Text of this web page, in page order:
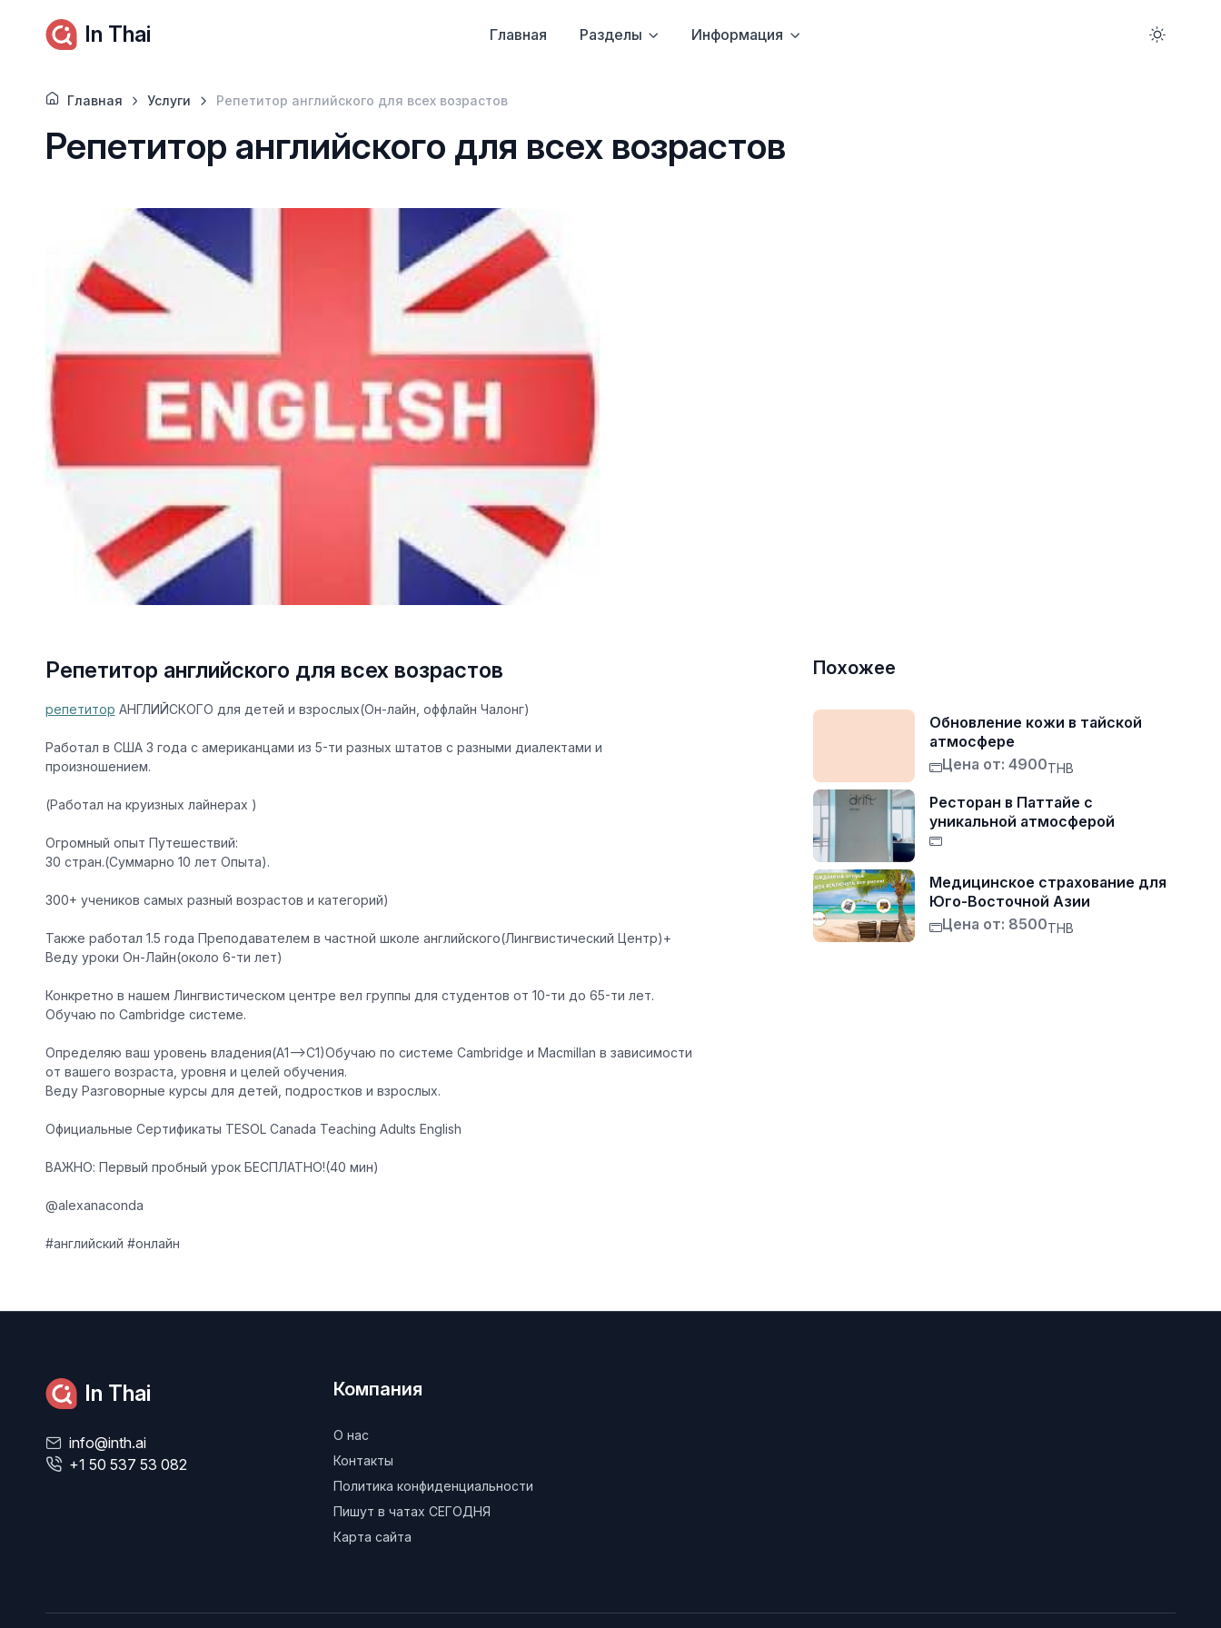
In Thai Главная Разделы Информация
Главная Услуги Репетитор английского для всех возрастов
Репетитор английского для всех возрастов
Репетитор английского для всех возрастов
репетитор АНГЛИЙСКОГО для детей и взрослых(Он-лайн, оффлайн Чалонг)
Работал в США 3 года с американцами из 5-ти разных штатов с разными диалектами и
произношением.
(Работал на круизных лайнерах )
Огромный опыт Путешествий:
30 стран.(Суммарно 10 лет Опыта).
300+ учеников самых разный возрастов и категорий)
Также работал 1.5 года Преподавателем в частной школе английского(Лингвистический Центр)+
Веду уроки Он-Лайн(около 6-ти лет)
Конкретно в нашем Лингвистическом центре вел группы для студентов от 10-ти до 65-ти лет.
Обучаю по Cambridge системе.
Определяю ваш уровень владения(А1—>С1)Обучаю по системе Cambridge и Macmillan в зависимости
от вашего возраста, уровня и целей обучения.
Веду Разговорные курсы для детей, подростков и взрослых.
Официальные Сертификаты TESOL Canada Teaching Adults English
ВАЖНО: Первый пробный урок БЕСПЛАТНО!(40 мин)
@alexanaconda
#английский #онлайн
Похожее
Обновление кожи в тайской
атмосфере
Цена от: 4900THB
Ресторан в Паттайе с
уникальной атмосферой
Медицинское страхование для
Юго-Восточной Азии
Цена от: 8500THB
In Thai
info@inth.ai
+1 50 537 53 082
Компания
О нас
Контакты
Политика конфиденциальности
Пишут в чатах СЕГОДНЯ
Карта сайта